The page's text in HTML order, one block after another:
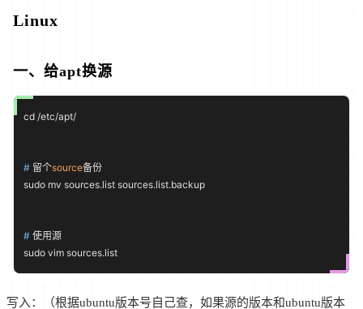
Linux
一、给apt换源
# 留个source备份
# 使用源
写入：（根据ubuntu版本号自己查，如果源的版本和ubuntu版本